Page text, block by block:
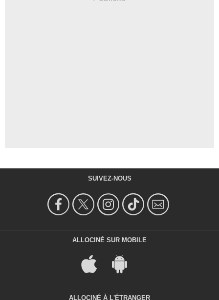
SUIVEZ-NOUS
ALLOCINÉ SUR MOBILE
ALLOCINÉ À L'ÉTRANGER